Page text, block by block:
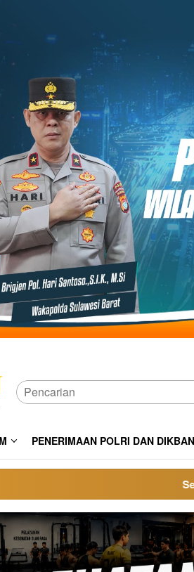
PENERIMAAN POLRI DAN